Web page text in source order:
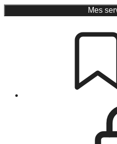
Mes